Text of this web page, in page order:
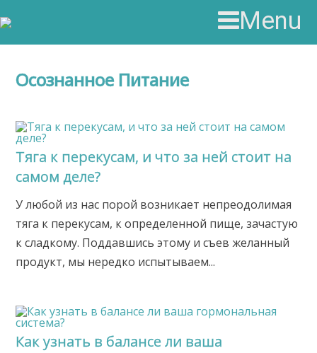
Menu
Осознанное Питание
Тяга к перекусам, и что за ней стоит на
самом деле?
У любой из нас порой возникает непреодолимая
тяга к перекусам, к определенной пище, зачастую
к сладкому. Поддавшись этому и съев желанный
продукт, мы нередко испытываем...
Как узнать в балансе ли ваша